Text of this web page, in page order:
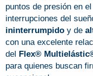
puntos de presión en
interrupciones del
ininterrumpidoy de
con una excelente
del Flex®
para quienes buscan